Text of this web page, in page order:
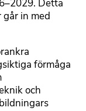
Detta
in med
förmåga
och